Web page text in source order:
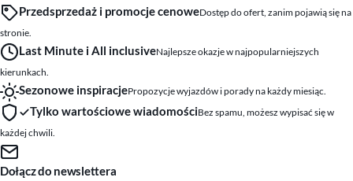
Przedsprzedaż i promocje cenoweDostęp do ofert, zanim pojawią się na
stronie.
Last Minute i All inclusiveNajlepsze okazje w najpopularniejszych
kierunkach.
Sezonowe inspiracjePropozycje wyjazdów i porady na każdy miesiąc.
Tylko wartościowe wiadomościBez spamu, możesz wypisać się w
każdej chwili.
Dołącz do newslettera